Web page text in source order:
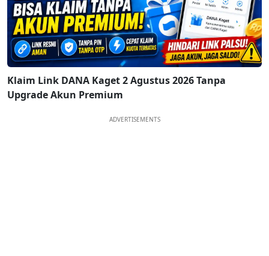
Klaim Link DANA Kaget 2 Agustus 2026 Tanpa
Upgrade Akun Premium
ADVERTISEMENTS